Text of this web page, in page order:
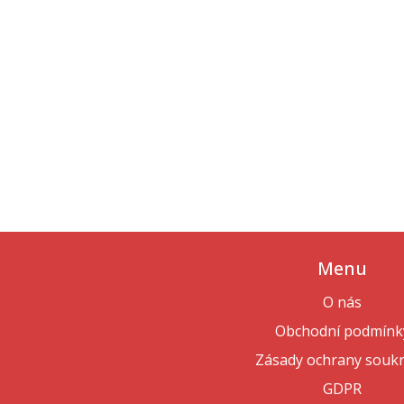
Menu
O nás
Obchodní
Zásady ochrany
GDPR